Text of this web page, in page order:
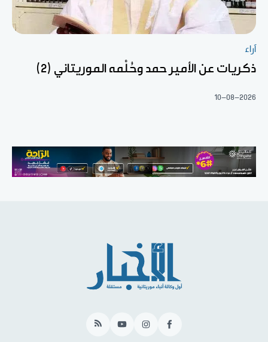
آراء
ذكريات عن الأمير حمد وحُلْمه الموريتاني (2)
10-08-2026
Facebook
Instagram
YouTube
RSS